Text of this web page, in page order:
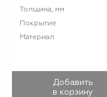
Толщина, мм
Покрытие
Материал
Добавить
в корзину